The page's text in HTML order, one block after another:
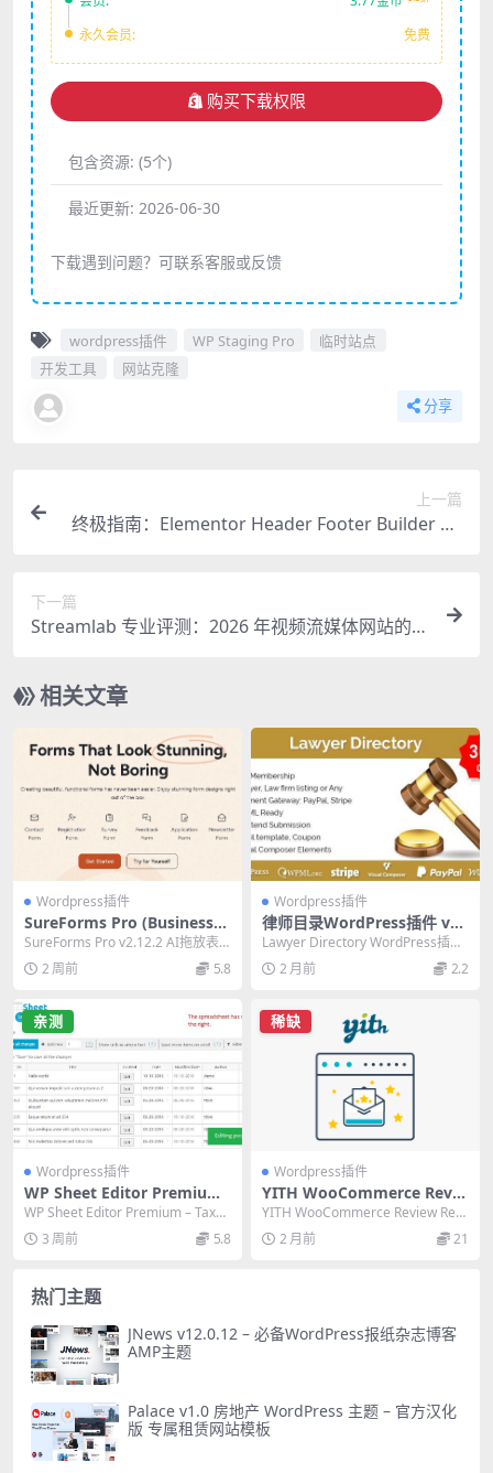
永久会员: 免费
购买下载权限
包含资源: (5个)
最近更新: 2026-06-30
下载遇到问题？可联系客服或反馈
wordpress插件 WP Staging Pro
临时站点
开发工具
网站克隆
分享
上一篇
终极指南：Elementor Header Footer Builder Ad
下一篇
Streamlab 专业评测：2026 年视频流媒体网站的必
相关文章
Wordpress插件
SureForms Pro (Business)
v2.12.2 独家AI拖放表单构建
WordPress插件
SureForms Pro v2.12.2 AI拖放表
单构建WordPress插...
2 周前 5.8
Wordpress插件
律师目录WordPress插件 v1.
3.4 汉化版：集成WooComm
erce支付网关的必备工具
Lawyer Directory WordPress插件
v1.3.4汉化版，集成...
2 月前 2.2
亲测
Wordpress插件
WP Sheet Editor Premium
– Taxonomy Terms Pro 1.7.
24 必备插件：批量管理分类术
语
WP Sheet Editor Premium – Taxon
omy Terms...
3 周前 5.8
稀缺
Wordpress插件
YITH WooCommerce Revie
w Reminder Premium 1.58.
0 汉化版：自动提醒用户评论
的必备插件
YITH WooCommerce Review Rem
inder Premium...
2 月前 21
热门主题
JNews v12.0.12 – 必备WordPress报纸杂志博客
AMP主题
Palace v1.0 房地产 WordPress 主题 – 官方汉化
版 专属租赁网站模板